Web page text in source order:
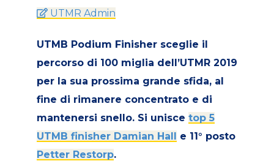
UTMR Admin
UTMB Podium Finisher sceglie il
percorso di 100 miglia dell’UTMR 2019
per la sua prossima grande sfida, al
fine di rimanere concentrato e di
mantenersi snello. Si unisce top 5
UTMB finisher Damian Hall e 11° posto
Petter Restorp.